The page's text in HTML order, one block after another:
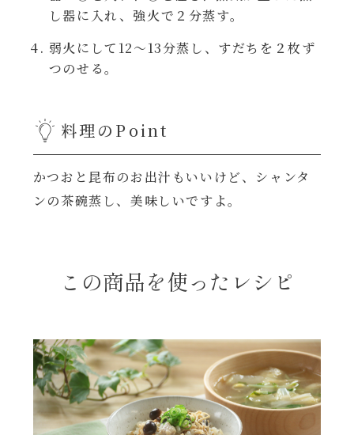
ハロウィン
運動会
その他
し器に入れ、強火で２分蒸す。
弱火にして12～13分蒸し、すだちを２枚ず
つのせる。
料理のPoint
かつおと昆布のお出汁もいいけど、シャンタ
ンの茶碗蒸し、美味しいですよ。
この商品を使ったレシピ